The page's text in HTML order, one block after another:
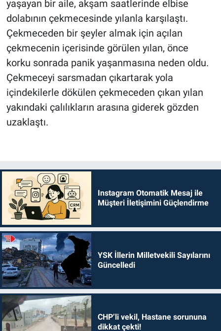
yaşayan bir aile, akşam saatlerinde elbise
dolabının çekmecesinde yılanla karşılaştı.
Çekmeceden bir şeyler almak için açılan
çekmecenin içerisinde görülen yılan, önce
korku sonrada panik yaşanmasına neden oldu.
Çekmeceyi sarsmadan çıkartarak yola
içindekilerle dökülen çekmeceden çıkan yılan
yakındaki çalılıkların arasına giderek gözden
uzaklaştı.
Instagram Otomatik Mesaj ile
Müşteri İletişimini Güçlendirme
YSK İllerin Milletvekili Sayılarını
Güncelledi
CHP’li vekil, Hastane sorununa
dikkat çekti!